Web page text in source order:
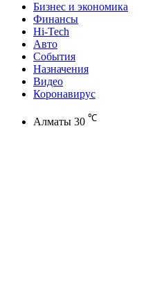
Бизнес и экономика
Финансы
Hi-Tech
Авто
События
Назначения
Видео
Коронавирус
Алматы 30 ℃